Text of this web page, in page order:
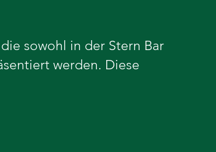
sowohl in der Stern Bar
werden. Diese